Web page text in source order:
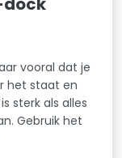
vooral dat je
het staat en
sterk als alles
Gebruik het